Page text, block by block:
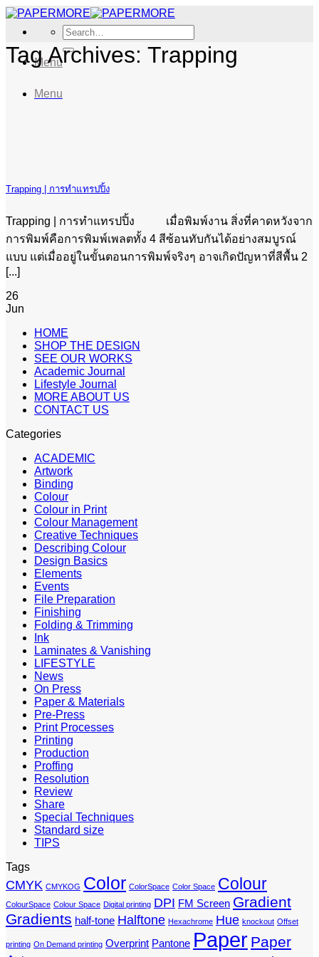
Skip
content
Search
for:
Menu
Menu
Tag Archives: Trapping
Trapping | การทำแทรปปิ้ง
Trapping | การทำแทรปปิ้ง เมื่อพิมพ์งาน สิ่งที่คาดหวังจาก
การพิมพ์คือการพิมพ์เพลตทั้ง 4 สีซ้อนทับกันได้อย่างสมบูรณ์
แบบ แต่เมื่ออยู่ในขั้นตอนการพิมพ์จริงๆ อาจเกิดปัญหาที่สีพื้น 2
[...]
26
Jun
HOME
SHOP THE DESIGN
SEE OUR WORKS
Academic Journal
Lifestyle Journal
MORE ABOUT US
CONTACT US
Categories
ACADEMIC
Artwork
Binding
Colour
Colour in Print
Colour Management
Creative Techniques
Describing Colour
Design Basics
Elements
Events
File Preparation
Finishing
Folding & Trimming
Ink
Laminates & Vanishing
LIFESTYLE
News
On Press
Paper & Materials
Pre-Press
Print Processes
Printing
Production
Proffing
Resolution
Review
Share
Special Techniques
Standard size
TIPS
Tags
CMYK CMYKOG Color ColorSpace Color Space Colour
ColourSpace Colour Space Digital printing DPI FM Screen Gradient
Gradients half-tone Halftone Hexachrome Hue knockout Offset
printing On Demand printing Overprint Pantone Paper Paper